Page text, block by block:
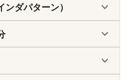
ダパターン）